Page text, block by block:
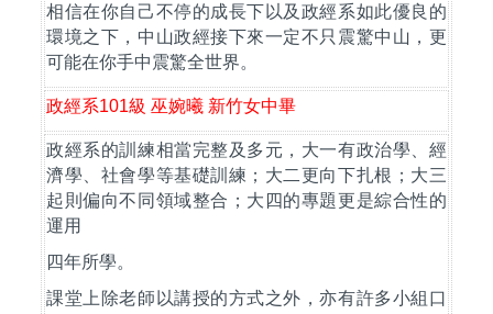
相信在你自己不停的成長下以及政經系如此優良的
環境之下，中山政經接下來一定不只震驚中山，更
可能在你手中震驚全世界。
政經系101級 巫婉曦 新竹女中畢
政經系的訓練相當完整及多元，大一有政治學、經
濟學、社會學等基礎訓練；大二更向下扎根；大三
起則偏向不同領域整合；大四的專題更是綜合性的
運用
四年所學。
課堂上除老師以講授的方式之外，亦有許多小組口